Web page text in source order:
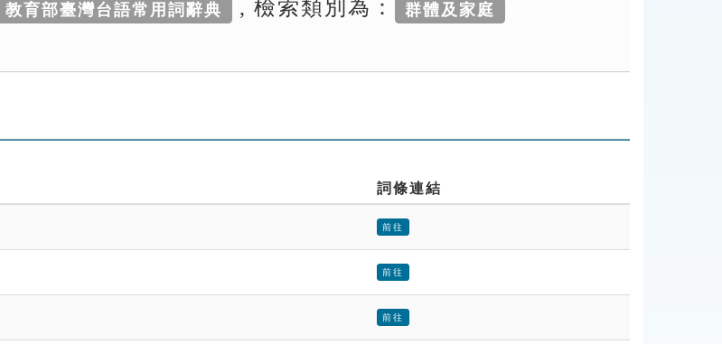
教育部臺灣台語常用詞辭典 , 檢索類別為： 群體及家庭
詞條連結
前往
前往
前往